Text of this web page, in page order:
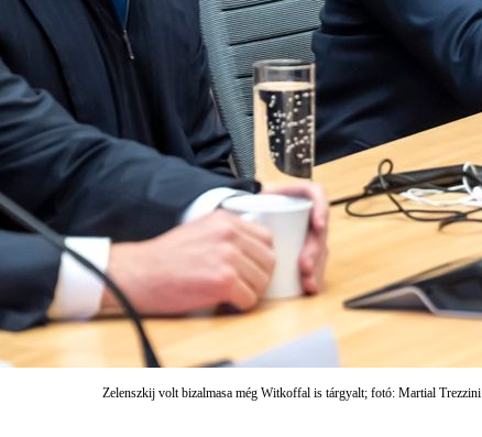
Zelenszkij volt bizalmasa még Witkoffal is tárgyalt; fotó: Martial Trezzini